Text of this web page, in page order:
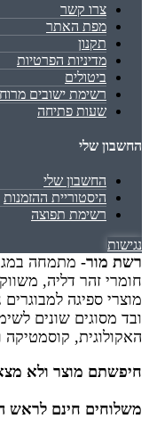
צרו קשר
מפת האתר
תקנון
מדיניות הפרטיות
ביטולים
רשימת ישובים
שעות פתיחה
החשבון שלי
החשבון שלי
היסטוריית ההזמנות
רשימת תפוצה
נגישות
רשת מור- מתמחה
חומרי זהר דליה,
מוצרי ספיגה למבוגרים
ובד מסוגים שונים
האקולוגית, קוסמטיקה
חיפשתם מוצר ולא
משלוחים חינם לראש